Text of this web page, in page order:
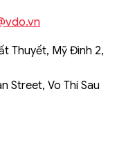
Thuyết, Mỹ Đình 2,
Street, Vo Thi Sau